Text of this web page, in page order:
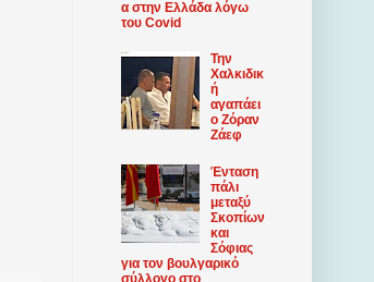
α στην Ελλάδα λόγω
του Covid
Την
Χαλκιδικ
ή
αγαπάει
ο Ζόραν
Ζάεφ
Ένταση
πάλι
μεταξύ
Σκοπίων
και
Σόφιας
για τον βουλγαρικό
σύλλογο στο